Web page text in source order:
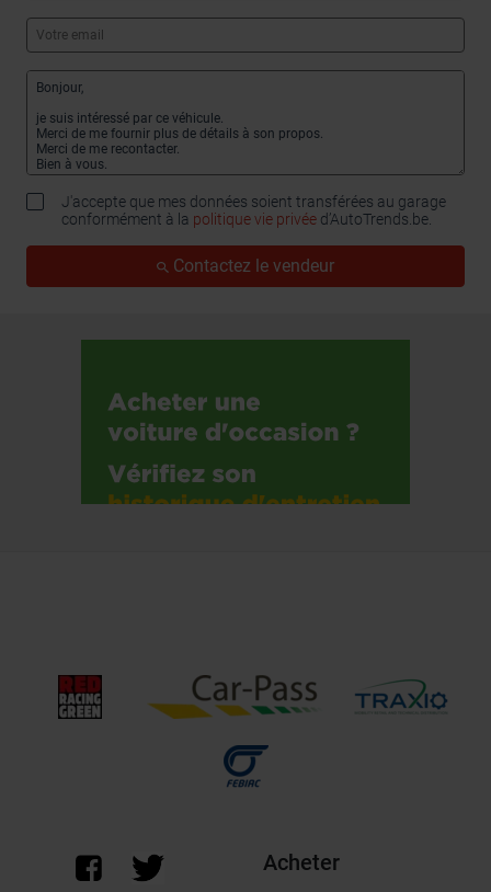
J'accepte que mes données soient transférées au garage
conformément à la politique vie privée d’AutoTrends.be.
Contactez le vendeur
Acheter